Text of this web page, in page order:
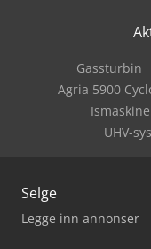
Gassturbin
Agria 5900
UHV-
Selge
Legge inn annonser